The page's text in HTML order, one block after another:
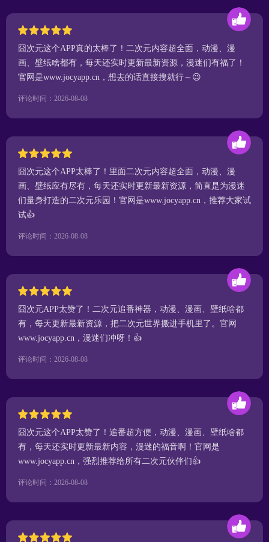
囧次元这个APP真的太棒了！二次元内容超全面，动漫、漫
画、壁纸啥都有，每天还实时更新最新资源，漫迷们有福了！
官网是www.jocyapp.cn，想去的话直接搜就行～😉
评论时间：2026-08-08
囧次元这个APP太棒了！里面二次元内容超全面，动漫、漫
画、壁纸应有尽有，每天还实时更新最新资源，简直是为漫迷
们量身打造的二次元乐园！官网是www.jocyapp.cn，推荐大家试
试👍
评论时间：2026-08-08
囧次元APP太赞了！二次元追番神器，动漫、漫画、壁纸啥都
有，每天更新最新资源，把二次元世界搬进手机里了。官网
www.jocyapp.cn，漫迷们冲呀！👍
评论时间：2026-08-08
囧次元这个APP太赞了！追番超方便，动漫、漫画、壁纸啥都
有，每天还实时更新最新内容，漫迷的福音啊！官网是
www.jocyapp.cn，强烈推荐给所有二次元伙伴们👍
评论时间：2026-08-08